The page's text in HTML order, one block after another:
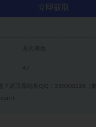
立即获取
永久有效
47
？请联系站长QQ：250303228（邮
）